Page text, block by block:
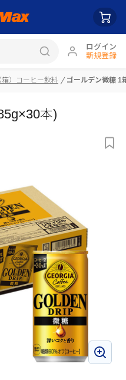
ログイン
新規登録
箱）コーヒー飲料 ゴールデン微糖 1
本)